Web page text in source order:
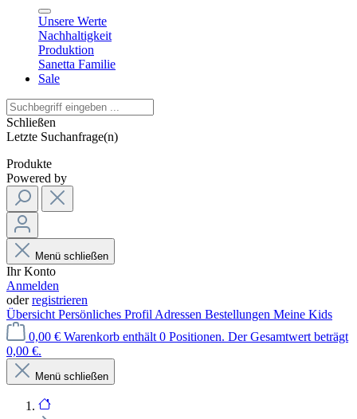
Unsere Werte
Nachhaltigkeit
Produktion
Sanetta Familie
Sale
Schließen
Letzte Suchanfrage(n)
Produkte
Powered by
Menü schließen
Ihr Konto
Anmelden
oderregistrieren
Übersicht Persönliches Profil Adressen Bestellungen Meine Kids
0,00 € Warenkorb enthält 0 Positionen. Der Gesamtwert beträgt
0,00 €.
Menü schließen